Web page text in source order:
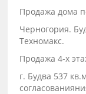
Продажа дома
Черногория.
Техномакс.
Продажа 4-х
г. Будва 537